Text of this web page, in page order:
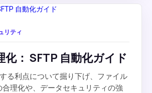
リティ
化： SFTP 自動化ガイド
る利点について掘り下げ、ファイル
理化や、データセキュリティの強